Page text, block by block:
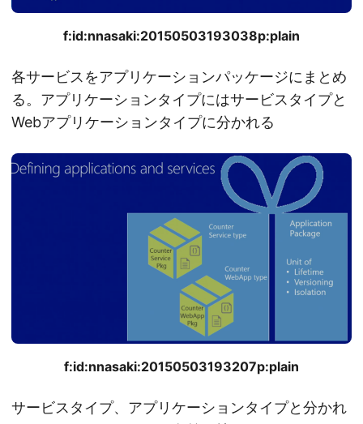
f:id:nnasaki:20150503193038p:plain
各サービスをアプリケーションパッケージにまとめ
る。アプリケーションタイプにはサービスタイプと
Webアプリケーションタイプに分かれる
f:id:nnasaki:20150503193207p:plain
サービスタイプ、アプリケーションタイプと分かれ